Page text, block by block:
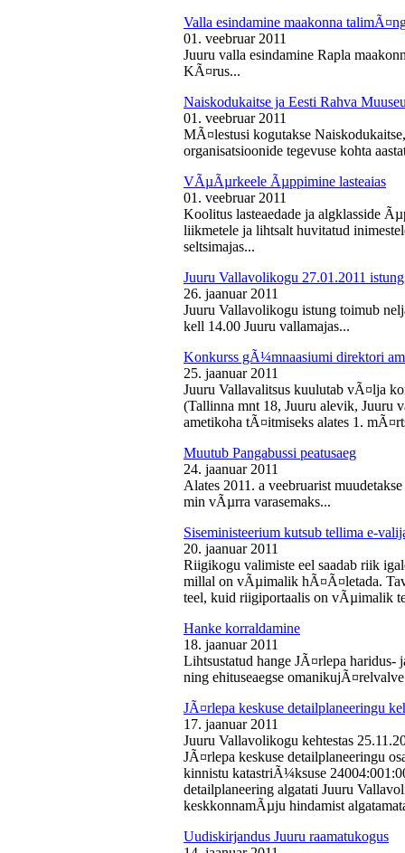
Valla esindamine maakonna
01. veebruar 2011
Juuru valla esindamine Rapla
KÃ¤rus...
Naiskodukaitse ja Eesti Rahva
01. veebruar 2011
MÃ¤lestusi kogutakse
organisatsioonide tegevuse kohta
VÃµÃµrkeele Ãµppimine lasteaias
01. veebruar 2011
Koolitus lasteaedade ja algklasside
liikmetele ja lihtsalt huvitatud
seltsimajas...
Juuru Vallavolikogu 27.01.2011 istung
26. jaanuar 2011
Juuru Vallavolikogu istung toimub
kell 14.00 Juuru vallamajas...
Konkurss gÃ¼mnaasiumi direktori
25. jaanuar 2011
Juuru Vallavalitsus kuulutab vÃ¤lja
(Tallinna mnt 18, Juuru alevik, Juuru
ametikoha tÃ¤itmiseks alates 1.
Muutub Pangabussi peatusaeg
24. jaanuar 2011
Alates 2011. a veebruarist
min vÃµrra varasemaks...
Siseministeerium kutsub tellima e-
20. jaanuar 2011
Riigikogu valimiste eel saadab riik
millal on vÃµimalik hÃ¤Ã¤letada.
teel, kuid riigiportaalis on vÃµimalik
Hanke korraldamine
18. jaanuar 2011
Lihtsustatud hange JÃ¤rlepa
ning ehituseaegse
JÃ¤rlepa keskuse detailplaneeringu
17. jaanuar 2011
Juuru Vallavolikogu kehtestas
JÃ¤rlepa keskuse detailplaneeringu
kinnistu katastriÃ¼ksuse
detailplaneering algatati Juuru
keskkonnamÃµju hindamist
Uudiskirjandus Juuru raamatukogus